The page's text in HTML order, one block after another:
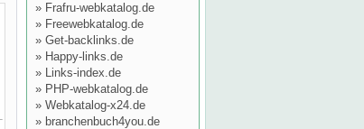
» Frafru-webkatalog.de
» Freewebkatalog.de
» Get-backlinks.de
» Happy-links.de
» Links-index.de
» PHP-webkatalog.de
» Webkatalog-x24.de
» branchenbuch4you.de